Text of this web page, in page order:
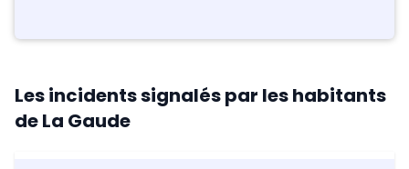
Les incidents signalés par les habitants
de La Gaude